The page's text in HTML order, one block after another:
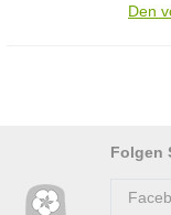
Den
Folgen